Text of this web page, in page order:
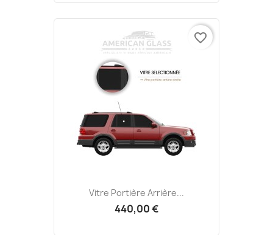
Vitre Portière Arrière...
440,00 €
favorite_border